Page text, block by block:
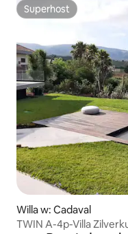
Superhost
Superhost
Willa w: Cadaval
TWIN A-4p-Villa